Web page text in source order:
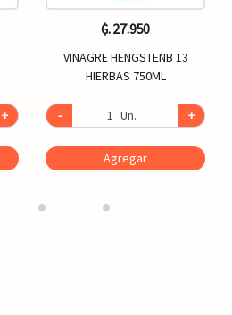
+
₲. 27.950
VINAGRE HENGSTENB 13
HIERBAS 750ML
- Un. +
Agregar